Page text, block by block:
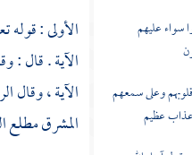
سواء عليهم
وعلى سمعهم
عظيم
الأولى : قوله
الآية . قال :
الآية ، وقال
المشرق مطلع